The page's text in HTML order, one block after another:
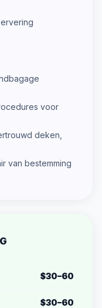
voor
deken,
van bestemming
$30–60
$30–60